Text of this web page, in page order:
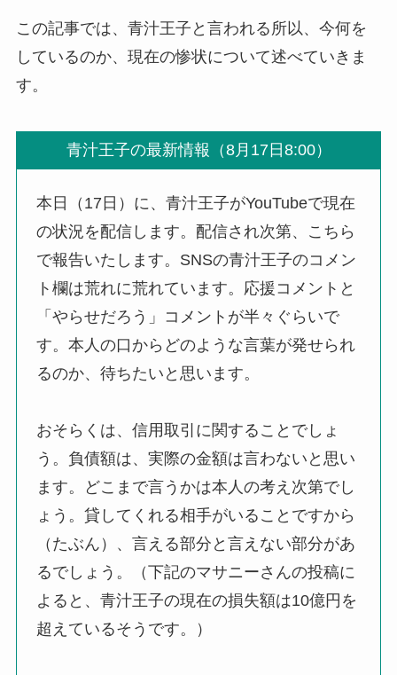
この記事では、青汁王子と言われる所以、今何を
しているのか、現在の惨状について述べていきま
す。
青汁王子の最新情報（8月17日8:00）
本日（17日）に、青汁王子がYouTubeで現在
の状況を配信します。配信され次第、こちら
で報告いたします。SNSの青汁王子のコメン
ト欄は荒れに荒れています。応援コメントと
「やらせだろう」コメントが半々ぐらいで
す。本人の口からどのような言葉が発せられ
るのか、待ちたいと思います。
おそらくは、信用取引に関することでしょ
う。負債額は、実際の金額は言わないと思い
ます。どこまで言うかは本人の考え次第でし
ょう。貸してくれる相手がいることですから
（たぶん）、言える部分と言えない部分があ
るでしょう。（下記のマサニーさんの投稿に
よると、青汁王子の現在の損失額は10億円を
超えているそうです。）